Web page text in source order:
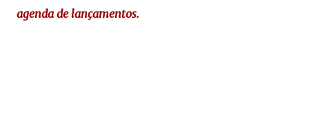
agenda de lançamentos.